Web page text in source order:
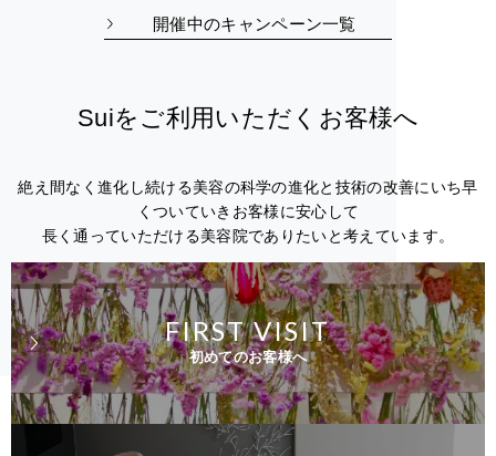
開催中のキャンペーン一覧
Suiをご利用いただくお客様へ
絶え間なく進化し続ける美容の科学の進化と技術の改善にいち早
くついていきお客様に安心して
長く通っていただける美容院でありたいと考えています。
初めてのお客様へ
FIRST VISIT